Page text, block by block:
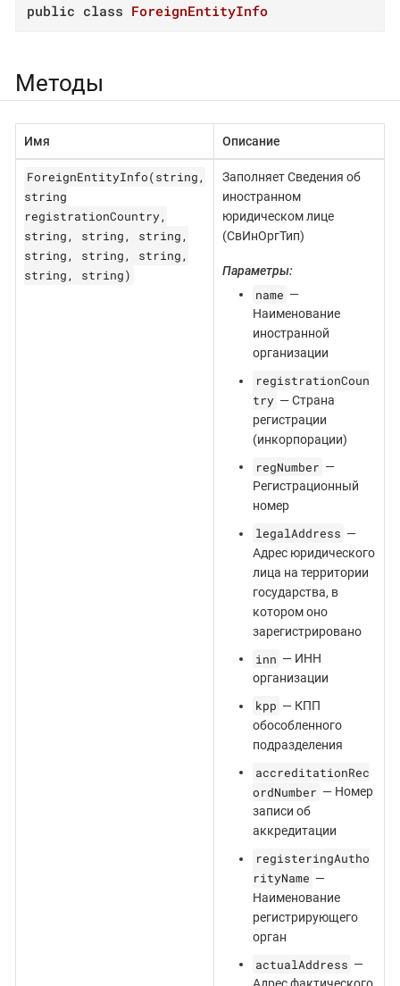
public class ForeignEntityInfo
Методы
Имя Описание
ForeignEntityInfo(string,
string
registrationCountry,
string, string, string,
string, string, string,
string, string)
Заполняет Сведения об
иностранном
юридическом лице
(СвИнОргТип)
Параметры:
name —
Наименование
иностранной
организации
registrationCoun
try — Страна
регистрации
(инкорпорации)
regNumber —
Регистрационный
номер
legalAddress —
Адрес юридического
лица на территории
государства, в
котором оно
зарегистрировано
inn — ИНН
организации
kpp — КПП
обособленного
подразделения
accreditationRec
ordNumber — Номер
записи об
аккредитации
registeringAutho
rityName —
Наименование
регистрирующего
орган
actualAddress —